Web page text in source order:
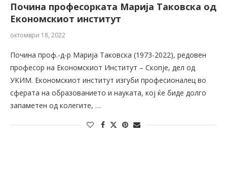
Почина професорката Марија Таковска од
Економскиот институт
октомври 18, 2022
Почина проф.-д-р Марија Таковска (1973-2022), редовен
професор на Економскиот Институт – Скопје, дел од
УКИМ. Економскиот институт изгуби професионалец во
сферата на образованието и науката, кој ќе биде долго
запаметен од колегите, …